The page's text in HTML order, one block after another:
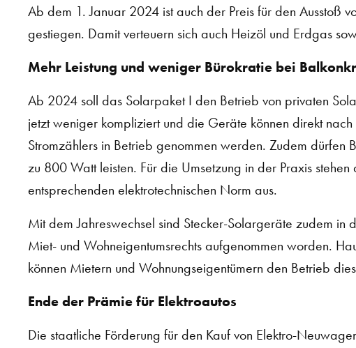
Ab dem 1. Januar 2024 ist auch der Preis für den Ausstoß
gestiegen. Damit verteuern sich auch Heizöl und Erdgas
Mehr Leistung und weniger Bürokratie bei
Ab 2024 soll das Solarpaket I den Betrieb von privaten
jetzt weniger kompliziert und die Geräte können direkt
Stromzählers in Betrieb genommen werden. Zudem dürfen
zu 800 Watt leisten. Für die Umsetzung in der Praxis
entsprechenden elektrotechnischen Norm aus.
Mit dem Jahreswechsel sind Stecker-Solargeräte zudem
Miet- und Wohneigentumsrechts aufgenommen worden.
können Mietern und Wohnungseigentümern den Betrieb
Ende der Prämie für Elektroautos
Die staatliche Förderung für den Kauf von Elektro-